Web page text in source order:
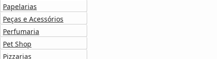
Papelarias
Peças e Acessórios
Perfumaria
Pet Shop
Pizzarias